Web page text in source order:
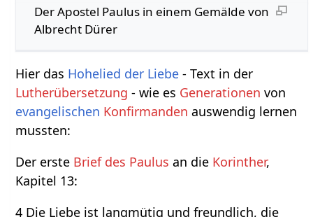
Der Apostel Paulus in einem Gemälde von
Albrecht Dürer
Hier das Hohelied der Liebe - Text in der
Lutherübersetzung - wie es Generationen von
evangelischen Konfirmanden auswendig lernen
mussten:
Der erste Brief des Paulus an die Korinther,
Kapitel 13:
4 Die Liebe ist langmütig und freundlich, die